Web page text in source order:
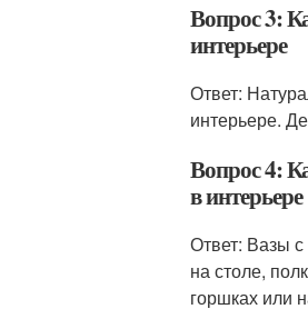
Вопрос 3:
интерьере
Ответ:
интерьере.
Вопрос 4:
в интерьере
Ответ: Вазы
на столе,
горшках или